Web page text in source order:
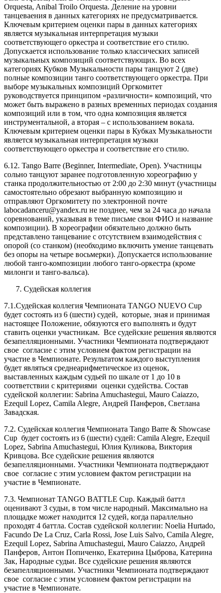
Orquesta, Anibal Troilo Orquesta. Деление на уровни
танцеваения в данных категориях не предусматривается.
Ключевым критерием оценки пары в данных категориях
является музыкальная интерпретация музыки
соответствующего оркестра и соответствие его стилю.
Допускается использование только классических записей
музыкальных композиций соответствующих. Во всех
категориях Кубков Музыкальности пары танцуют 2 (две)
полные композиции танго соответствующего оркестра. При
выборе музыкальных композиций Оргкомитет
руководствуется принципом «различности» композиций, что
может быть выражено в разных временных периодах создания
композиций или в том, что одна композиция является
инструментальной, а вторая – с использованием вокала.
Ключевым критерием оценки пары в Кубках Музыкальности
является музыкальная интерпретация музыки
соответствующего оркестра и соответствие его стилю.
6.12. Tango Barre (Beginner, Intermediate, Open). Участницы
сольно танцуют заранее подготовленную хореографию у
станка продолжительностью от 2:00 до 2:30 минут (участницы
самостоятельно обрезают выбранную композицию и
отправляют Оргкомитету по электронной почте
labocadanceru@yandex.ru не позднее, чем за 24 часа до начала
соревнований, указывая в теме письме свои ФИО и название
композиции). В хореографии обязательно должно быть
представлено танцевание с отсутствием взаимодействия с
опорой (со станком) (необходимо включить умение танцевать
без опоры на четыре восьмерки). Допускается использование
любой танго-композиции любого танго-оркестра (кроме
милонги и танго-вальса).
Судейская коллегия
7.1.Судейская коллегия Чемпионата TANGO NUEVO Cup
будет состоять из 6 (шести) судей, которые, зная и принимая
настоящее Положение, обязуются его выполнять и будут
ставить оценки участникам. Все судейские решения являются
безапелляционными. Участники Чемпионата подтверждают
свое согласие с этим условием фактом регистрации на
участие в Чемпионате. Результатом каждого выступления
будет являться среднеарифметическое из оценок,
выставленных каждым судьей по шкале от 1 до 10 в
соответствии с критериями оценки судейства. Состав
судейской коллегии: Sabrina Amuchastegui, Mauro Caiazzo,
Ezequil Lopez, Camila Alegre, Андрей Панферов, Светлана
Завадская.
7.2. Судейская коллегия Чемпионата Tango Barre & Showcase
Cup будет состоять из 6 (шести) судей: Camila Alegre, Ezequil
Lopez, Sabrina Amuchastegui, Юлия Куликова, Виктория
Кривцова. Все судейские решения являются
безапелляционными. Участники Чемпионата подтверждают
свое согласие с этим условием фактом регистрации на
участие в Чемпионате.
7.3. Чемпионат TANGO BATTLE Cup. Каждый баттл
оценивают 3 судьи, в том числе народный. Максимально на
площадке может находится 12 судей, когда параллельно
проходят 4 баттла. Состав судейской коллегии: Noelia Hurtado,
Facundo De La Cruz, Carla Rossi, Jose Luis Salvo, Camila Alegre,
Ezequil Lopez, Sabrina Amuchastegui, Mauro Caiazzo, Андрей
Панферов, Антон Попиченко, Екатерина Цыброва, Катерина
Зак, Народные судьи. Все судейские решения являются
безапелляционными. Участники Чемпионата подтверждают
свое согласие с этим условием фактом регистрации на
участие в Чемпионате.